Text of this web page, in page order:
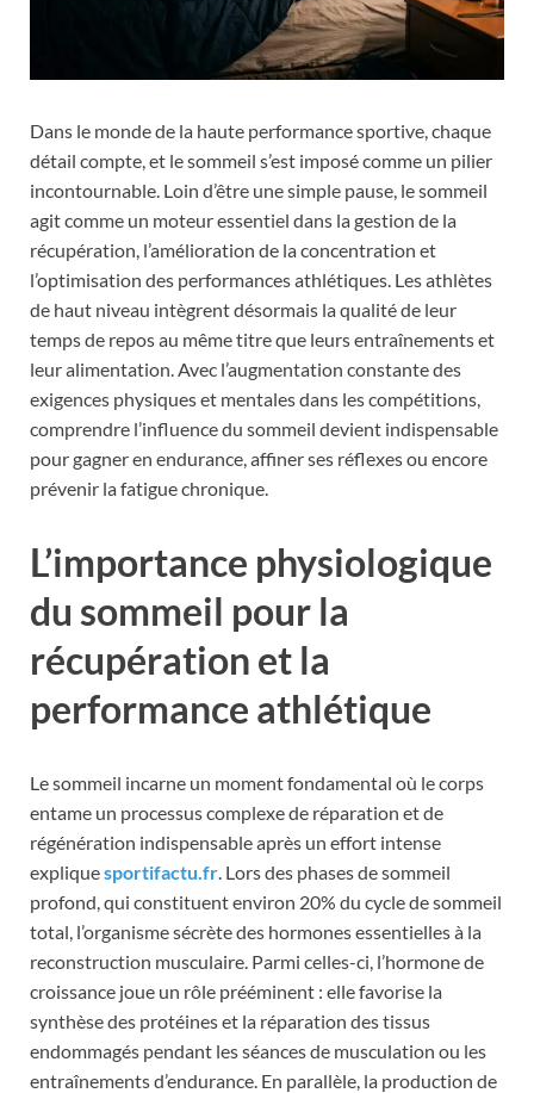
Dans le monde de la haute performance sportive, chaque
détail compte, et le sommeil s’est imposé comme un pilier
incontournable. Loin d’être une simple pause, le sommeil
agit comme un moteur essentiel dans la gestion de la
récupération, l’amélioration de la concentration et
l’optimisation des performances athlétiques. Les athlètes
de haut niveau intègrent désormais la qualité de leur
temps de repos au même titre que leurs entraînements et
leur alimentation. Avec l’augmentation constante des
exigences physiques et mentales dans les compétitions,
comprendre l’influence du sommeil devient indispensable
pour gagner en endurance, affiner ses réflexes ou encore
prévenir la fatigue chronique.
L’importance physiologique
du sommeil pour la
récupération et la
performance athlétique
Le sommeil incarne un moment fondamental où le corps
entame un processus complexe de réparation et de
régénération indispensable après un effort intense
expliquesportifactu.fr . Lors des phases de sommeil
profond, qui constituent environ 20% du cycle de sommeil
total, l’organisme sécrète des hormones essentielles à la
reconstruction musculaire. Parmi celles-ci, l’hormone de
croissance joue un rôle prééminent : elle favorise la
synthèse des protéines et la réparation des tissus
endommagés pendant les séances de musculation ou les
entraînements d’endurance. En parallèle, la production de